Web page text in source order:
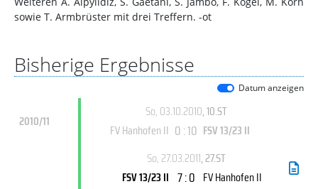
sowie T. Armbrüster mit drei Treffern. -ot
Bisherige Ergebnisse
Datum anzeigen
2010/11
So, 03.10.2010, 10.ST
FV Hanhofen II 0 : 10 FSV 13/23 II
So, 27.03.2011, 27.ST
FSV 13/23 II 7 : 0 FV Hanhofen II